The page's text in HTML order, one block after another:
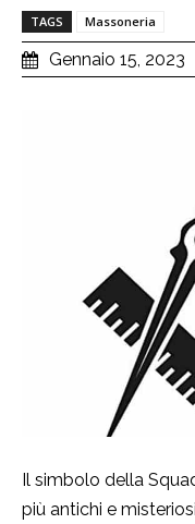
TAGS Massoneria
Gennaio 15, 2023
Il simbolo della
più antichi e